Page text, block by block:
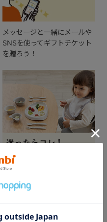
メッセージと一緒にメールや
SNSを使ってギフトチケット
を贈ろう！
う！